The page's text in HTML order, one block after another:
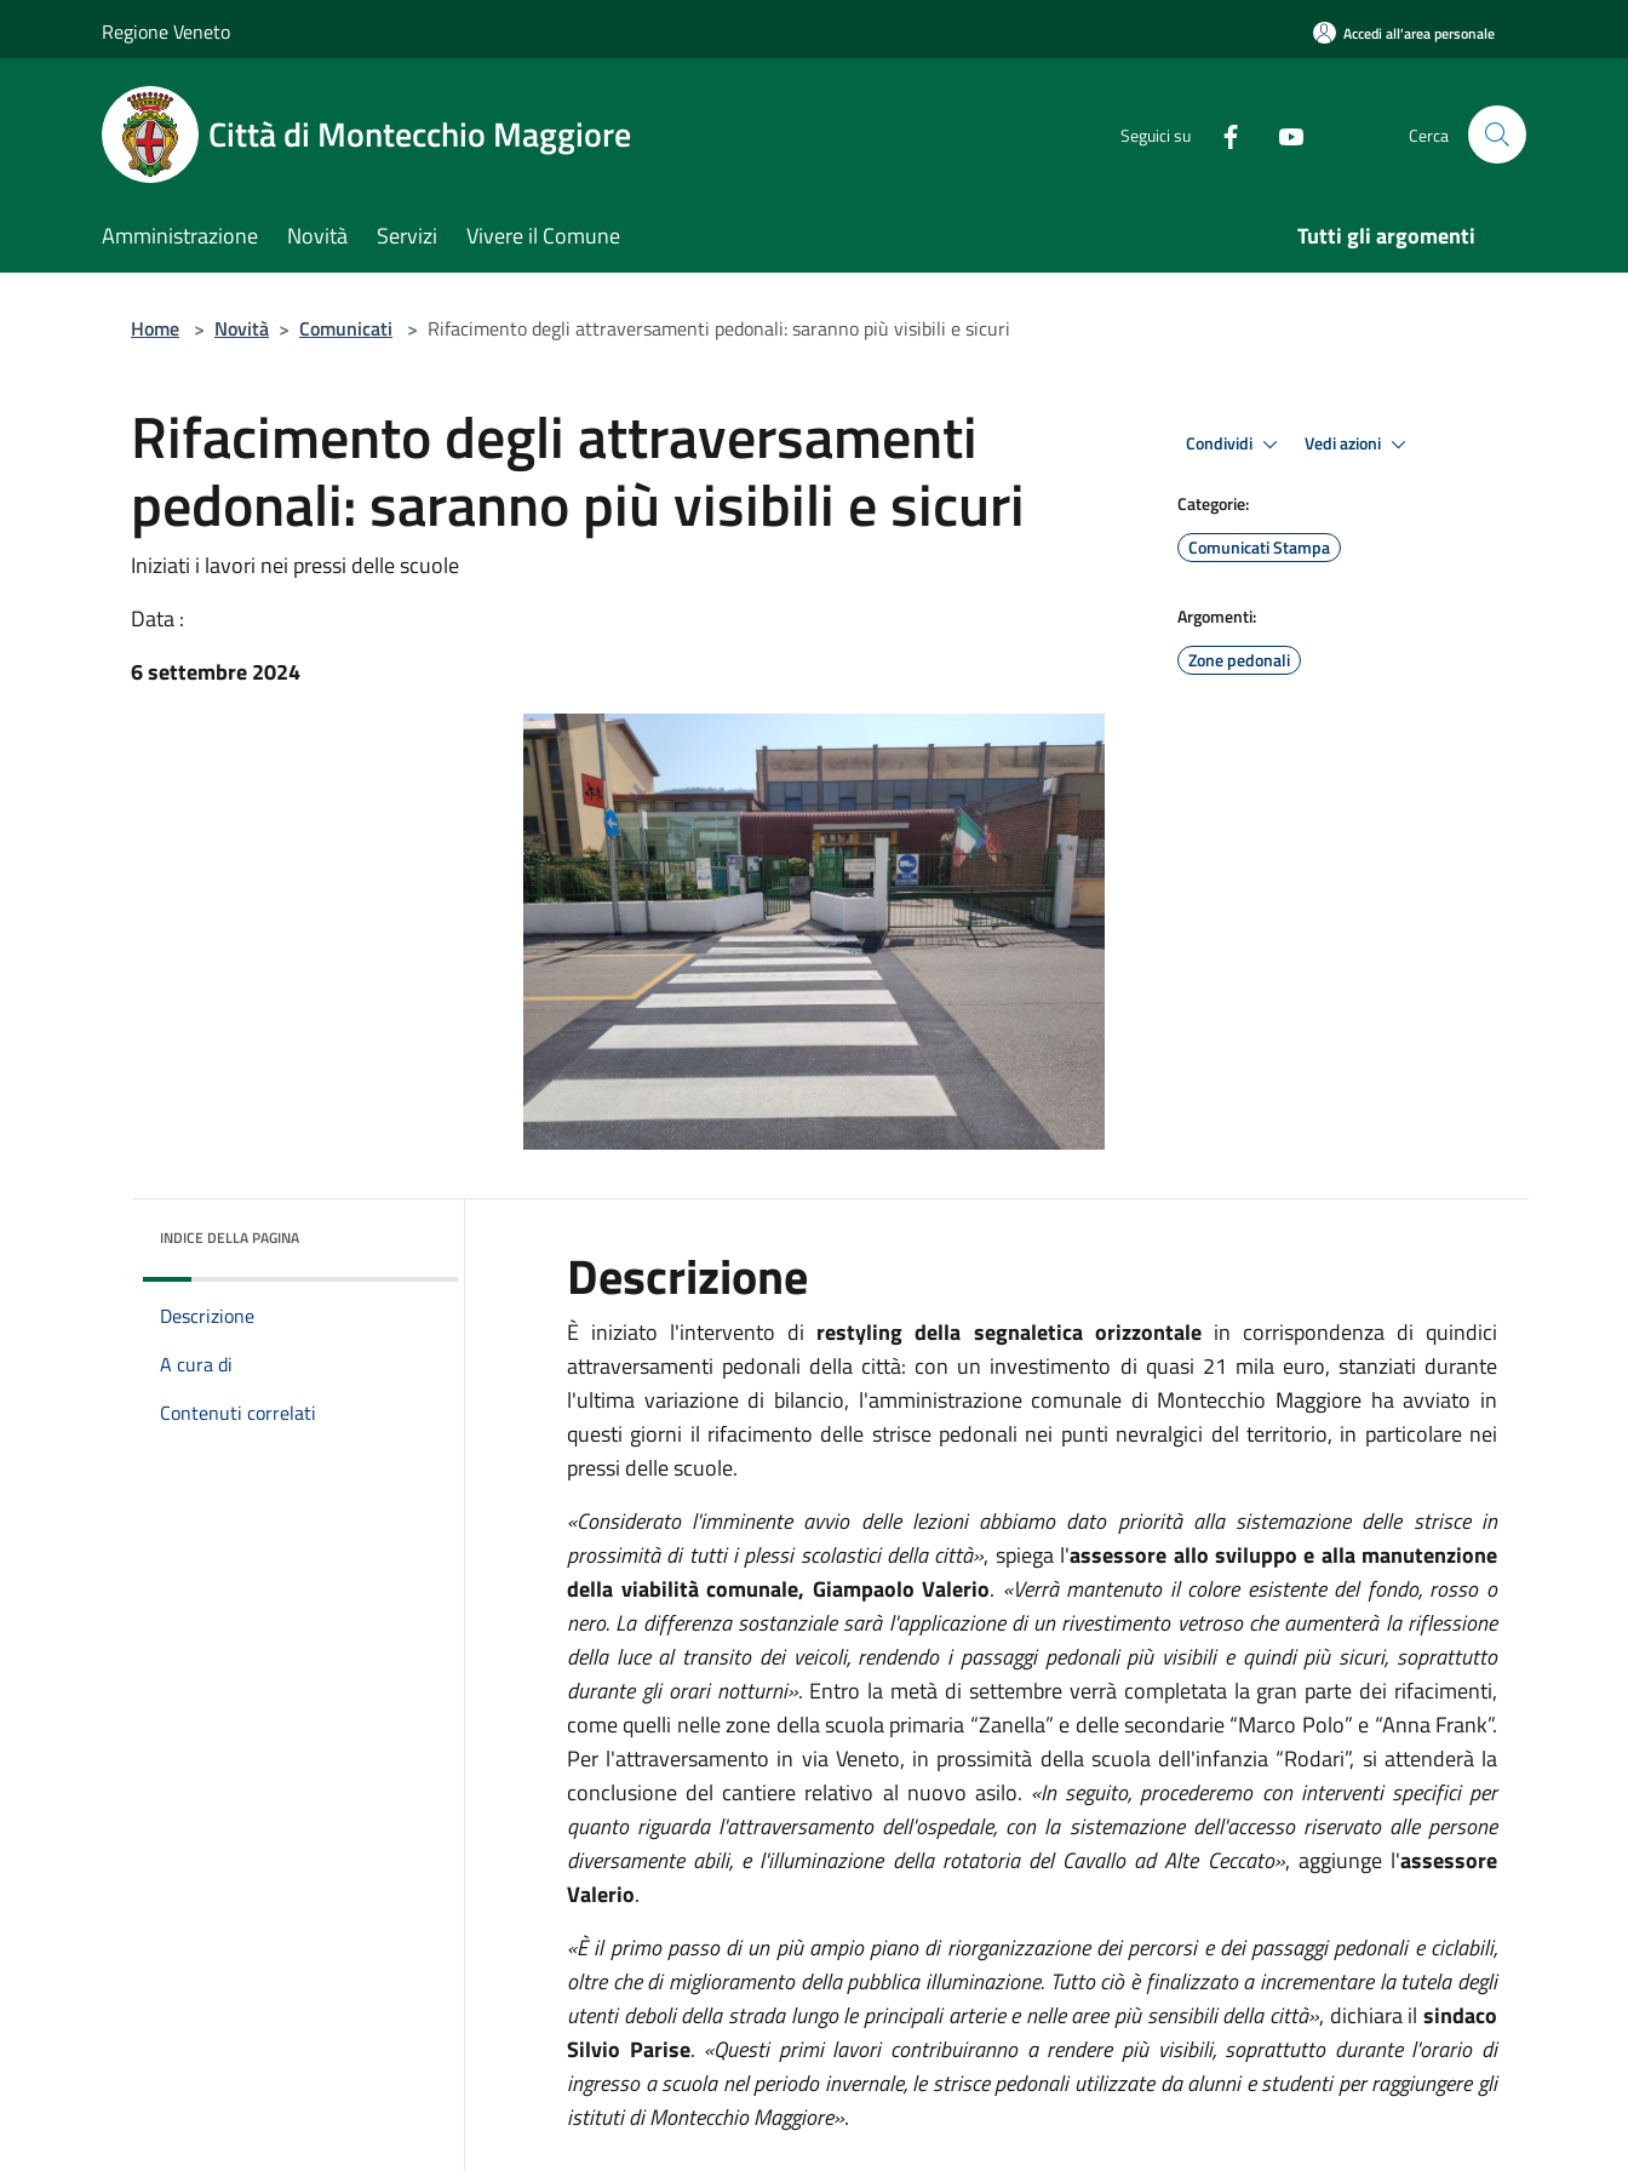
Regione Veneto Accedi all'area personale
Città di Montecchio Maggiore Seguici su Cerca
Amministrazione Novità Servizi Vivere il Comune Tutti gli argomenti
Home > Novità > Comunicati > Rifacimento degli attraversamenti pedonali: saranno più visibili e sicuri
Rifacimento degli attraversamenti
pedonali: saranno più visibili e sicuri
Iniziati i lavori nei pressi delle scuole
Data :
6 settembre 2024
Condividi Vedi azioni
Categorie:
Comunicati Stampa
Argomenti:
Zone pedonali
INDICE DELLA PAGINA
Descrizione
A cura di
Contenuti correlati
Descrizione
È iniziato l'intervento di restyling della segnaletica orizzontalein corrispondenza di quindici
attraversamenti pedonali della città: con un investimento di quasi 21 mila euro, stanziati durante
l'ultima variazione di bilancio, l'amministrazione comunale di Montecchio Maggiore ha avviato in
questi giorni il rifacimento delle strisce pedonali nei punti nevralgici del territorio, in particolare nei
pressi delle scuole.
«Considerato l'imminente avvio delle lezioni abbiamo dato priorità alla sistemazione delle strisce in
prossimità di tutti i plessi scolastici della città», spiega l'assessore allo sviluppo e alla manutenzione
della viabilità comunale, Giampaolo Valerio. «Verrà mantenuto il colore esistente del fondo, rosso o
nero. La differenza sostanziale sarà l'applicazione di un rivestimento vetroso che aumenterà la riflessione
della luce al transito dei veicoli, rendendo i passaggi pedonali più visibili e quindi più sicuri, soprattutto
durante gli orari notturni». Entro la metà di settembre verrà completata la gran parte dei rifacimenti,
come quelli nelle zone della scuola primaria “Zanella” e delle secondarie “Marco Polo” e “Anna Frank”.
Per l'attraversamento in via Veneto, in prossimità della scuola dell'infanzia “Rodari”, si attenderà la
conclusione del cantiere relativo al nuovo asilo. «In seguito, procederemo con interventi specifici per
quanto riguarda l'attraversamento dell'ospedale, con la sistemazione dell'accesso riservato alle persone
diversamente abili, e l'illuminazione della rotatoria del Cavallo ad Alte Ceccato», aggiunge l'assessore
Valerio.
«È il primo passo di un più ampio piano di riorganizzazione dei percorsi e dei passaggi pedonali e ciclabili,
oltre che di miglioramento della pubblica illuminazione. Tutto ciò è finalizzato a incrementare la tutela degli
utenti deboli della strada lungo le principali arterie e nelle aree più sensibili della città», dichiara il sindaco
Silvio Parise. «Questi primi lavori contribuiranno a rendere più visibili, soprattutto durante l'orario di
ingresso a scuola nel periodo invernale, le strisce pedonali utilizzate da alunni e studenti per raggiungere gli
istituti di Montecchio Maggiore».